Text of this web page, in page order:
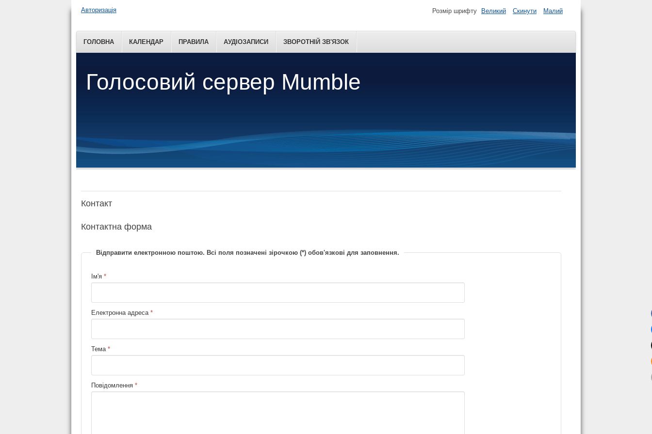
Голосовий сервер Mumble
ГОЛОВНА КАЛЕНДАР ПРАВИЛА АУДІОЗАПИСИ ЗВОРОТНІЙ ЗВ'ЯЗОК
Авторизація Розмір шрифту Великий Скинути Малий
Контакт
Контактна форма
Відправити електронною поштою. Всі поля позначені зірочкою (*) обов'язкові для заповнення.
Ім'я *
Електронна адреса *
Тема *
Повідомлення *